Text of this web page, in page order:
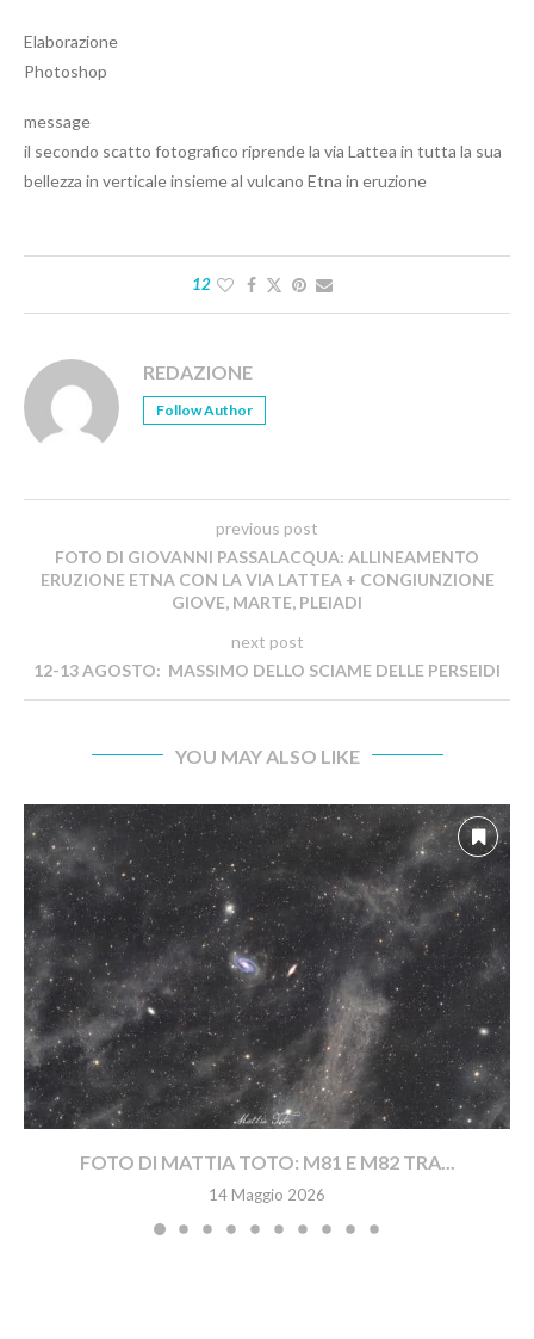
Elaborazione
Photoshop
message
il secondo scatto fotografico riprende la via Lattea in tutta la sua
bellezza in verticale insieme al vulcano Etna in eruzione
12
REDAZIONE
Follow Author
previous post
FOTO DI GIOVANNI PASSALACQUA: ALLINEAMENTO
ERUZIONE ETNA CON LA VIA LATTEA + CONGIUNZIONE
GIOVE, MARTE, PLEIADI
next post
12-13 AGOSTO: MASSIMO DELLO SCIAME DELLE PERSEIDI
YOU MAY ALSO LIKE
FOTO DI MATTIA TOTO: M81 E M82 TRA...
14 Maggio 2026